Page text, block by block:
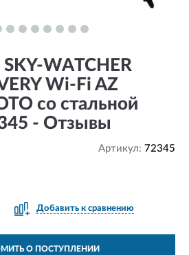
WATCHER
Wi-Fi AZ
со стальной
- Отзывы
Артикул: 72345
Добавить к сравнению
О ПОСТУПЛЕНИИ